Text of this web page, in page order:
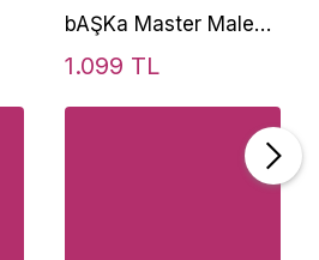
bAŞKa Master Male
Chastity Blueline
mm
1.099 TL